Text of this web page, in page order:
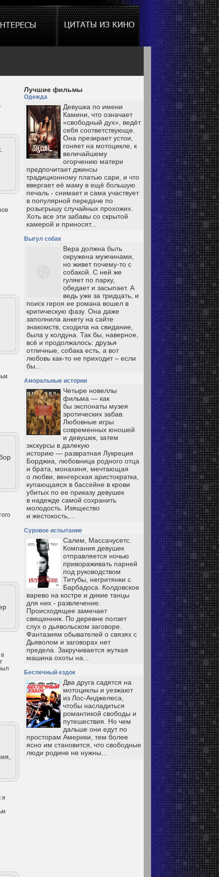
я
Лучшие фильмы
Одежда
Девушка по имени
Камини, что означает
«свободный дух», ведёт
себя соответствующе.
Она презирает устои,
гоняет на мотоцикле, к
величайшему
огорчению матери
предпочитает джинсы
традиционному платью сари, и что
ввергает её маму в ещё большую
печаль - снимает и сама участвует
в популярной передаче по
розыгрышу случайных прохожих.
Хоть все эти забавы со скрытой
камерой и приносят...
Выгул собак
Вера должна быть
окружена мужчинами,
но живет почему-то с
собакой. С ней же
гуляет по парку,
обедает и засыпает. А
ведь уже за тридцать, и
поиск героя ее романа вошел в
критическую фазу. Она даже
заполнила анкету на сайте
знакомств, сходила на свидание,
была у колдуна. Так бы, наверное,
всё и продолжалось: друзья
отличные, собака есть, а вот
любовь как-то не приходит – если
бы...
Аморальные истории
Четыре новеллы
фильма — как
бы экспонаты музея
эротических забав.
Любовные игры
современных юношей
и девушек, затем
экскурсы в далекую
историю — развратная Лукреция
Борджиа, любовница родного отца
и брата, монахиня, мечтающая
о любви, венгерская аристократка,
купающаяся в бассейне в крови
убитых по ее приказу девушек
в надежде самой сохранить
молодость. Изящество
и жестокость,...
Суровое испытание
Салем, Массачусетс.
Компания девушек
отправляется ночью
привораживать парней
под руководством
Титубы, негритянки с
Барбадоса. Колдовское
варево на костре и дикие танцы
для них - развлечение.
Происходящее замечает
священник. По деревне ползет
слух о дьявольском заговоре.
Фантазиям обывателей о связях с
Дьяволом и заговорах нет
предела. Закручивается жуткая
машина охоты на...
Беспечный ездок
Два друга садятся на
мотоциклы и уезжают
из Лос-Анджелеса,
чтобы насладиться
романтикой свободы и
путешествия. Но чем
дальше они едут по
просторам Америки, тем более
ясно им становится, что свободные
люди родине не нужны...